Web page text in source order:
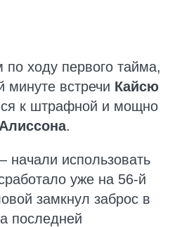
ходу первого тайма,
встречи Кайсю
к штрафной и мощно
Алиссона.
начали использовать
уже на 56-й
замкнул заброс в
последней